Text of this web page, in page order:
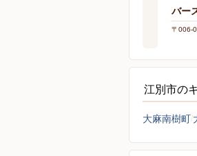
バー
〒006-
江別市の
大麻南樹町